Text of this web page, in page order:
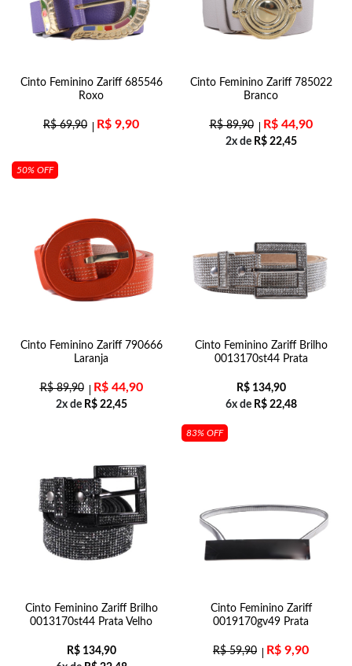
Cinto Feminino Zariff 685546
Roxo
R$69,90 R$ 9,90
Cinto Feminino Zariff 785022
Branco
R$89,90 R$44,90
2x de R$22,45
50% OFF
Cinto Feminino Zariff 790666
Laranja
R$89,90 R$44,90
2x de R$22,45
Cinto Feminino Zariff Brilho
0013170st44 Prata
R$134,90
6x de R$22,48
Cinto Feminino Zariff Brilho
0013170st44 Prata Velho
R$134,90
83% OFF
Cinto Feminino Zariff
0019170gv49 Prata
R$59,90 R$ 9,90